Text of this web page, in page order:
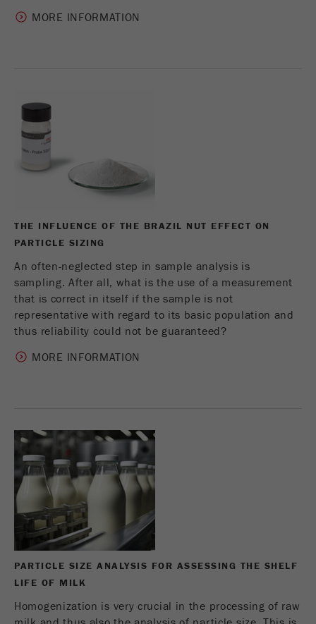
Cycle de vie
des cookies
_ym_isad
Fournisseur Yandex
bloqueurs de publicités.
Cycle de vie
des cookies
2 jours
Cycle de vie des
cookies
1 an
MORE INFORMATION
THE INFLUENCE OF THE BRAZIL NUT EFFECT ON
PARTICLE SIZING
An often-neglected step in sample analysis is
sampling. After all, what is the use of a measurement
that is correct in itself if the sample is not
representative with regard to its basic population and
thus reliability could not be guaranteed?
MORE INFORMATION
PARTICLE SIZE ANALYSIS FOR ASSESSING THE SHELF
LIFE OF MILK
Homogenization is very crucial in the processing of raw